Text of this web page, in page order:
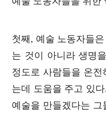
첫째 , 예술 노동자들
는 것이 아니라 생명
정도로 사람들을 온
는데 도움을 주고 있다.
예술을 만들겠다는